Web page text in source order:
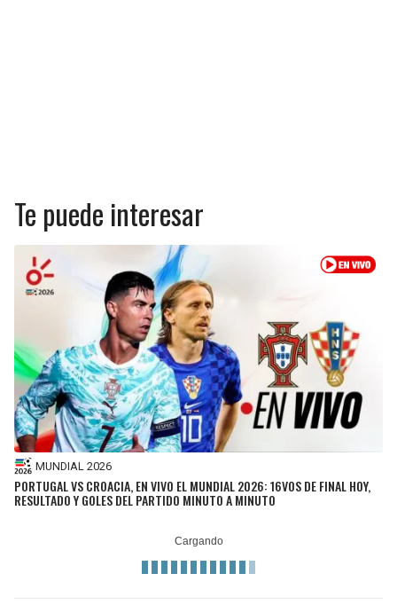
Te puede interesar
MUNDIAL 2026
PORTUGAL VS CROACIA, EN VIVO EL MUNDIAL 2026: 16VOS DE FINAL HOY,
RESULTADO Y GOLES DEL PARTIDO MINUTO A MINUTO